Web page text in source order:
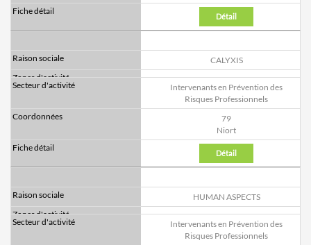
Détail
CALYXIS
Intervenants en Prévention des
Risques Professionnels
79
Niort
Détail
HUMAN ASPECTS
Intervenants en Prévention des
Risques Professionnels